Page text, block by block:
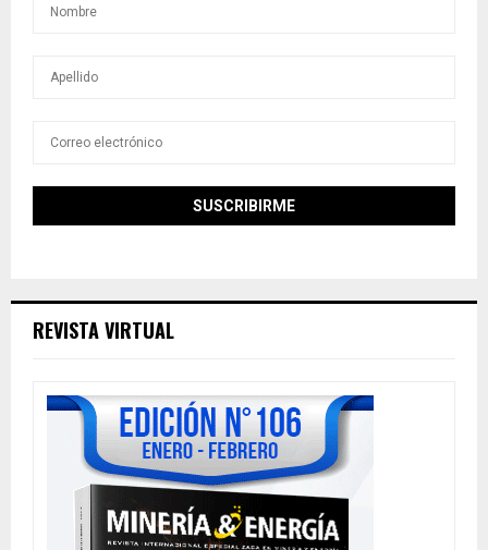
REVISTA VIRTUAL